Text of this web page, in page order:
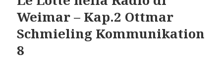
Weimar – Kap.2 Ottmar
Schmieling Kommunikation
8